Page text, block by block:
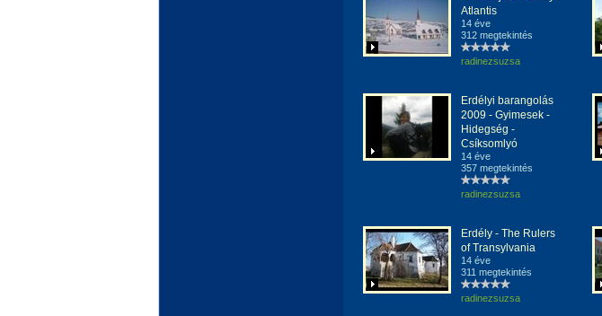
Atlantis
14 éve
312 megtekintés
radinezsuzsa
Erdélyi barangolás
2009 - Gyimesek -
Hidegség -
Csíksomlyó
14 éve
357 megtekintés
radinezsuzsa
Erdély - The Rulers
of Transylvania
14 éve
311 megtekintés
radinezsuzsa